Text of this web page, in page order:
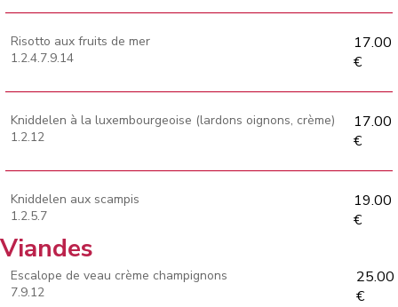
Risotto aux fruits de mer
1.2.4.7.9.14
17.00
€
Kniddelen à la luxembourgeoise (lardons oignons, crème)
1.2.12
17.00
€
Kniddelen aux scampis
1.2.5.7
19.00
€
Viandes
Escalope de veau crème champignons
7.9.12
25.00
€